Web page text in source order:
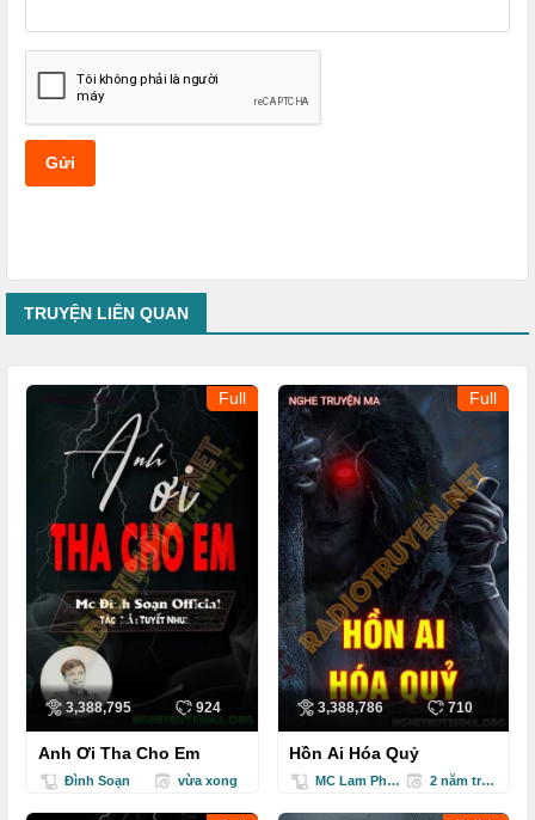
Gửi
TRUYỆN LIÊN QUAN
Full
3,388,795 924
Anh Ơi Tha Cho Em
Đình Soạn vừa xong
Full
3,388,786 710
Hồn Ai Hóa Quỷ
MC Lam Phương 2 năm trước